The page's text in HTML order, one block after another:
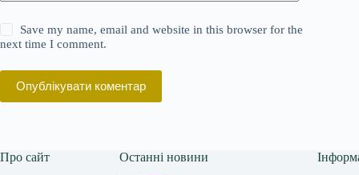
Save my name, email and website in this browser for the
next time I comment.
Опублікувати коментар
Про сайт Останні новини